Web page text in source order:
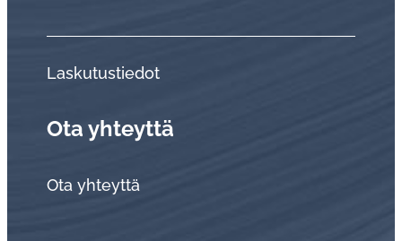
Laskutustiedot
Ota yhteyttä
Ota yhteyttä